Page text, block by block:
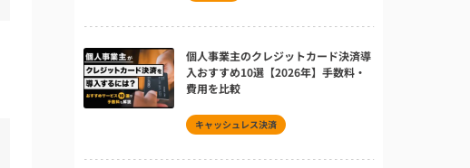
個人事業主のクレジットカード決済導
入おすすめ10選【2026年】手数料・
費用を比較
キャッシュレス決済